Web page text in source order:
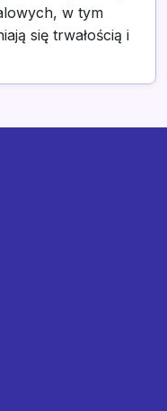
w tym
się trwałością i